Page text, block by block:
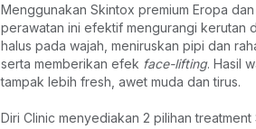
Menggunakan Skintox premium Eropa dan
perawatan ini efektif mengurangi kerutan
halus pada wajah, meniruskan pipi dan
serta memberikan efek face-lifting. Hasil
tampak lebih fresh, awet muda dan tirus.
Diri Clinic menyediakan 2 pilihan treatment